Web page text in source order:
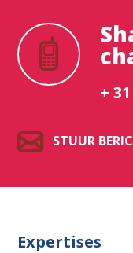
+
STUUR
Expertises